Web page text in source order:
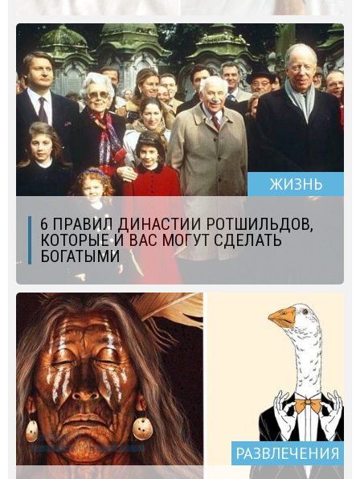
ЖИЗНЬ
6 ПРАВИЛ ДИНАСТИИ РОТШИЛЬДОВ,
КОТОРЫЕ И ВАС МОГУТ СДЕЛАТЬ
БОГАТЫМИ
РАЗВЛЕЧЕНИЯ